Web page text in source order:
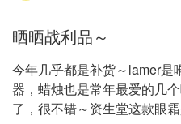
晒晒战利品～
今年几乎都是补货～lamer是
器，蜡烛也是常年最爱的几
了，很不错～资生堂这款眼